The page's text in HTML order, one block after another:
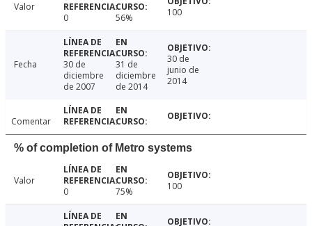
Valor
0
56% 100
Fecha
30 de
diciembre
de 2007
31 de
diciembre
de 2014
30 de
junio de
2014
Comentar
% of completion of Metro systems
Valor
0
75% 100